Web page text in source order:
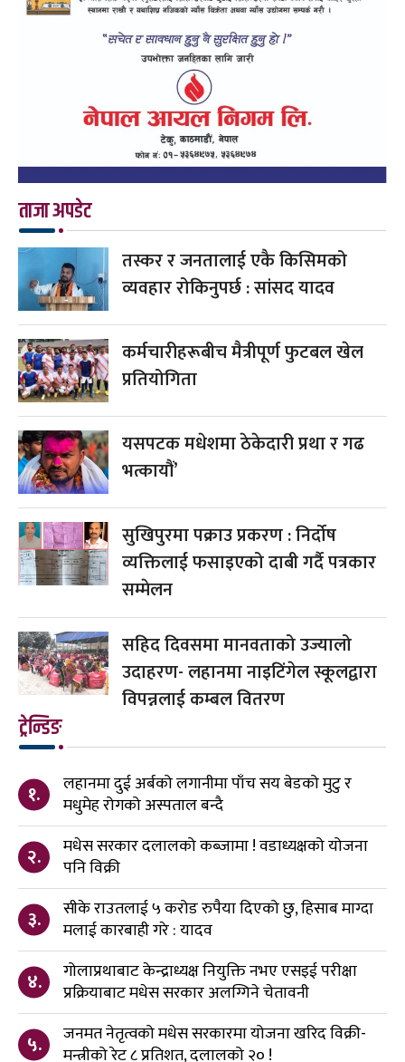
ताजा अपडेट
तस्कर र जनतालाई एकै किसिमको
व्यवहार रोकिनुपर्छ : सांसद यादव
कर्मचारीहरूबीच मैत्रीपूर्ण फुटबल खेल
प्रतियोगिता
यसपटक मधेशमा ठेकेदारी प्रथा र गढ
भत्कायौं’
सुखिपुरमा पक्राउ प्रकरण : निर्दोष
व्यक्तिलाई फसाइएको दाबी गर्दै पत्रकार
सम्मेलन
सहिद दिवसमा मानवताको उज्यालो
उदाहरण- लहानमा नाइटिंगेल स्कूलद्वारा
विपन्नलाई कम्बल वितरण
ट्रेन्डिङ
१.
लहानमा दुई अर्बको लगानीमा पाँच सय बेडको मुटु र
मधुमेह रोगको अस्पताल बन्दै
२.
मधेस सरकार दलालको कब्जामा ! वडाध्यक्षको योजना
पनि विक्री
३.
सीके राउतलाई ५ करोड रुपैया दिएको छु, हिसाब माग्दा
मलाई कारबाही गरे : यादव
४.
गोलाप्रथाबाट केन्द्राध्यक्ष नियुक्ति नभए एसइई परीक्षा
प्रक्रियाबाट मधेस सरकार अलग्गिने चेतावनी
५.
जनमत नेतृत्वको मधेस सरकारमा योजना खरिद विक्री-
मन्त्रीको रेट ८ प्रतिशत, दलालको २० !